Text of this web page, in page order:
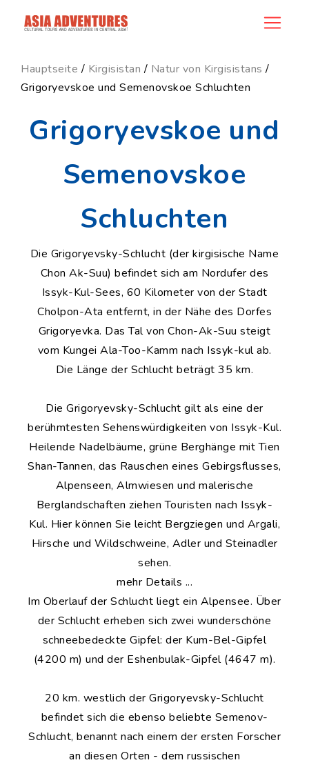
news_id
Hauptseite / Kirgisistan / Natur von Kirgisistans /
Grigoryevskoe und Semenovskoe Schluchten
Grigoryevskoe und
Semenovskoe
Schluchten
Die Grigoryevsky-Schlucht (der kirgisische Name
Chon Ak-Suu) befindet sich am Nordufer des
Issyk-Kul-Sees, 60 Kilometer von der Stadt
Cholpon-Ata entfernt, in der Nähe des Dorfes
Grigoryevka. Das Tal von Chon-Ak-Suu steigt
vom Kungei Ala-Too-Kamm nach Issyk-kul ab.
Die Länge der Schlucht beträgt 35 km.
Die Grigoryevsky-Schlucht gilt als eine der
berühmtesten Sehenswürdigkeiten von Issyk-Kul.
Heilende Nadelbäume, grüne Berghänge mit Tien
Shan-Tannen, das Rauschen eines Gebirgsflusses,
Alpenseen, Almwiesen und malerische
Berglandschaften ziehen Touristen nach Issyk-
Kul. Hier können Sie leicht Bergziegen und Argali,
Hirsche und Wildschweine, Adler und Steinadler
sehen.
mehr Details ...
Im Oberlauf der Schlucht liegt ein Alpensee. Über
der Schlucht erheben sich zwei wunderschöne
schneebedeckte Gipfel: der Kum-Bel-Gipfel
(4200 m) und der Eshenbulak-Gipfel (4647 m).
20 km. westlich der Grigoryevsky-Schlucht
befindet sich die ebenso beliebte Semenov-
Schlucht, benannt nach einem der ersten Forscher
an diesen Orten - dem russischen